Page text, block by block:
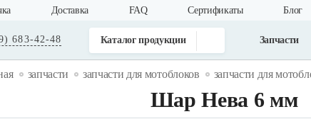
Доставка FAQ Cертификаты Блог
683-42-48 Каталог продукции Запчасти
запчасти запчасти для мотоблоков запчасти для
Шар Нева 6 мм